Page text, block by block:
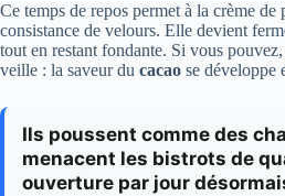
Ce temps de repos permet à la crème de
consistance de velours. Elle devient
tout en restant fondante. Si vous
veille : la saveur du cacao se développe
Ils poussent comme des
menacent les bistrots de
ouverture par jour